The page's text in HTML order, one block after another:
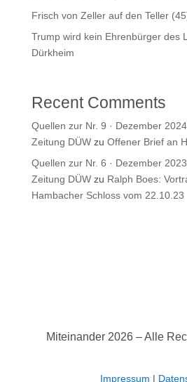
Frisch von Zeller auf den Teller
Trump wird kein Ehrenbürger des
Dürkheim
Recent Comments
Quellen zur Nr. 9 · Dezember
Zeitung DÜWzu Offener Brief an
Quellen zur Nr. 6 · Dezember
Zeitung DÜWzu Ralph Boes:
Hambacher Schloss vom 22.10.23
Miteinander 2026 – Alle
Impressum |